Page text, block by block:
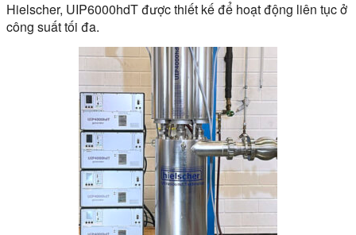
Hielscher, UIP6000hdT được thiết kế để hoạt động liên tục ở
công suất tối đa.